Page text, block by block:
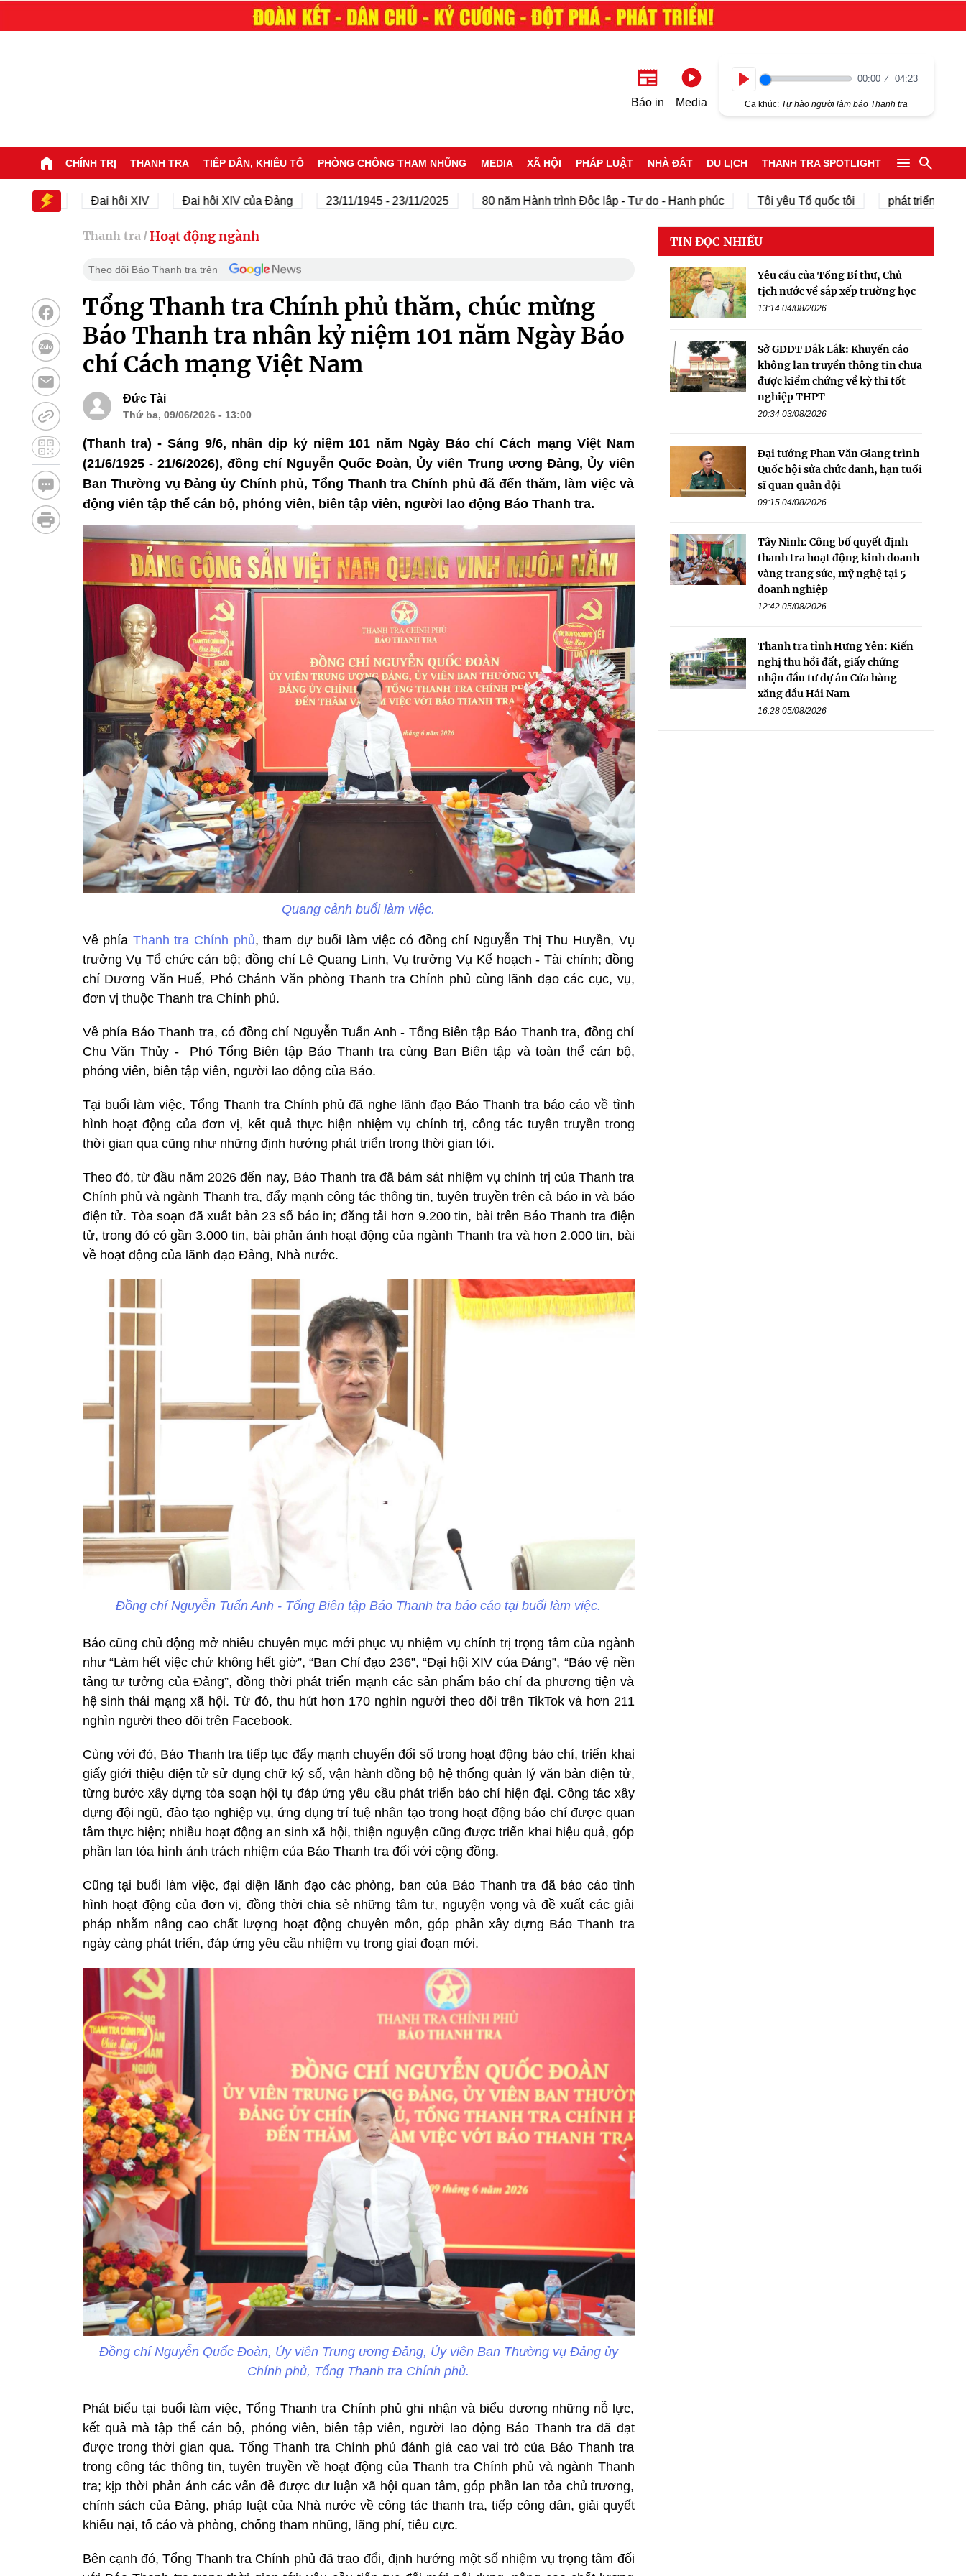
Báo in Media
00:00 04:23
Ca khúc: Tự hào người làm báo Thanh tra
CHÍNH TRỊ THANH TRA TIẾP DÂN, KHIẾU TỐ PHÒNG CHỐNG THAM NHŨNG MEDIA XÃ HỘI PHÁP LUẬT NHÀ ĐẤT DU LỊCH THANH TRA SPOTLIGHT
Đại hội XIV Đại hội XIV của Đảng 23/11/1945 - 23/11/2025 80 năm Hành trình Độc lập - Tự do - Hạnh phúc Tôi yêu Tổ quốc tôi phát triển kinh tế tư
Thanh tra / Hoạt động ngành
Theo dõi Báo Thanh tra trên
Tổng Thanh tra Chính phủ thăm, chúc mừng
Báo Thanh tra nhân kỷ niệm 101 năm Ngày Báo
chí Cách mạng Việt Nam
Đức Tài
Thứ ba, 09/06/2026 - 13:00
(Thanh tra) - Sáng 9/6, nhân dịp kỷ niệm 101 năm Ngày Báo chí Cách mạng Việt Nam
(21/6/1925 - 21/6/2026), đồng chí Nguyễn Quốc Đoàn, Ủy viên Trung ương Đảng, Ủy viên
Ban Thường vụ Đảng ủy Chính phủ, Tổng Thanh tra Chính phủ đã đến thăm, làm việc và
động viên tập thể cán bộ, phóng viên, biên tập viên, người lao động Báo Thanh tra.
Quang cảnh buổi làm việc.
Về phía Thanh tra Chính phủ, tham dự buổi làm việc có đồng chí Nguyễn Thị Thu Huyền, Vụ
trưởng Vụ Tổ chức cán bộ; đồng chí Lê Quang Linh, Vụ trưởng Vụ Kế hoạch - Tài chính; đồng
chí Dương Văn Huế, Phó Chánh Văn phòng Thanh tra Chính phủ cùng lãnh đạo các cục, vụ,
đơn vị thuộc Thanh tra Chính phủ.
Về phía Báo Thanh tra, có đồng chí Nguyễn Tuấn Anh - Tổng Biên tập Báo Thanh tra, đồng chí
Chu Văn Thủy - Phó Tổng Biên tập Báo Thanh tra cùng Ban Biên tập và toàn thể cán bộ,
phóng viên, biên tập viên, người lao động của Báo.
Tại buổi làm việc, Tổng Thanh tra Chính phủ đã nghe lãnh đạo Báo Thanh tra báo cáo về tình
hình hoạt động của đơn vị, kết quả thực hiện nhiệm vụ chính trị, công tác tuyên truyền trong
thời gian qua cũng như những định hướng phát triển trong thời gian tới.
Theo đó, từ đầu năm 2026 đến nay, Báo Thanh tra đã bám sát nhiệm vụ chính trị của Thanh tra
Chính phủ và ngành Thanh tra, đẩy mạnh công tác thông tin, tuyên truyền trên cả báo in và báo
điện tử. Tòa soạn đã xuất bản 23 số báo in; đăng tải hơn 9.200 tin, bài trên Báo Thanh tra điện
tử, trong đó có gần 3.000 tin, bài phản ánh hoạt động của ngành Thanh tra và hơn 2.000 tin, bài
về hoạt động của lãnh đạo Đảng, Nhà nước.
Đồng chí Nguyễn Tuấn Anh - Tổng Biên tập Báo Thanh tra báo cáo tại buổi làm việc.
Báo cũng chủ động mở nhiều chuyên mục mới phục vụ nhiệm vụ chính trị trọng tâm của ngành
như “Làm hết việc chứ không hết giờ”, “Ban Chỉ đạo 236”, “Đại hội XIV của Đảng”, “Bảo vệ nền
tảng tư tưởng của Đảng”, đồng thời phát triển mạnh các sản phẩm báo chí đa phương tiện và
hệ sinh thái mạng xã hội. Từ đó, thu hút hơn 170 nghìn người theo dõi trên TikTok và hơn 211
nghìn người theo dõi trên Facebook.
Cùng với đó, Báo Thanh tra tiếp tục đẩy mạnh chuyển đổi số trong hoạt động báo chí, triển khai
giấy giới thiệu điện tử sử dụng chữ ký số, vận hành đồng bộ hệ thống quản lý văn bản điện tử,
từng bước xây dựng tòa soạn hội tụ đáp ứng yêu cầu phát triển báo chí hiện đại. Công tác xây
dựng đội ngũ, đào tạo nghiệp vụ, ứng dụng trí tuệ nhân tạo trong hoạt động báo chí được quan
tâm thực hiện; nhiều hoạt động an sinh xã hội, thiện nguyện cũng được triển khai hiệu quả, góp
phần lan tỏa hình ảnh trách nhiệm của Báo Thanh tra đối với cộng đồng.
Cũng tại buổi làm việc, đại diện lãnh đạo các phòng, ban của Báo Thanh tra đã báo cáo tình
hình hoạt động của đơn vị, đồng thời chia sẻ những tâm tư, nguyện vọng và đề xuất các giải
pháp nhằm nâng cao chất lượng hoạt động chuyên môn, góp phần xây dựng Báo Thanh tra
ngày càng phát triển, đáp ứng yêu cầu nhiệm vụ trong giai đoạn mới.
Đồng chí Nguyễn Quốc Đoàn, Ủy viên Trung ương Đảng, Ủy viên Ban Thường vụ Đảng ủy
Chính phủ, Tổng Thanh tra Chính phủ.
Phát biểu tại buổi làm việc, Tổng Thanh tra Chính phủ ghi nhận và biểu dương những nỗ lực,
kết quả mà tập thể cán bộ, phóng viên, biên tập viên, người lao động Báo Thanh tra đã đạt
được trong thời gian qua. Tổng Thanh tra Chính phủ đánh giá cao vai trò của Báo Thanh tra
trong công tác thông tin, tuyên truyền về hoạt động của Thanh tra Chính phủ và ngành Thanh
tra; kịp thời phản ánh các vấn đề được dư luận xã hội quan tâm, góp phần lan tỏa chủ trương,
chính sách của Đảng, pháp luật của Nhà nước về công tác thanh tra, tiếp công dân, giải quyết
khiếu nại, tố cáo và phòng, chống tham nhũng, lãng phí, tiêu cực.
Bên cạnh đó, Tổng Thanh tra Chính phủ đã trao đổi, định hướng một số nhiệm vụ trọng tâm đối
TIN ĐỌC NHIỀU
Yêu cầu của Tổng Bí thư, Chủ
tịch nước về sắp xếp trường học
13:14 04/08/2026
Sở GDĐT Đắk Lắk: Khuyến cáo
không lan truyền thông tin chưa
được kiểm chứng về kỳ thi tốt
nghiệp THPT
20:34 03/08/2026
Đại tướng Phan Văn Giang trình
Quốc hội sửa chức danh, hạn tuổi
sĩ quan quân đội
09:15 04/08/2026
Tây Ninh: Công bố quyết định
thanh tra hoạt động kinh doanh
vàng trang sức, mỹ nghệ tại 5
doanh nghiệp
12:42 05/08/2026
Thanh tra tỉnh Hưng Yên: Kiến
nghị thu hồi đất, giấy chứng
nhận đầu tư dự án Cửa hàng
xăng dầu Hải Nam
16:28 05/08/2026